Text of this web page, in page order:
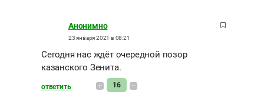
Анонимно
23 января 2021 в 08:21
Сегодня нас ждёт очередной позор
казанского Зенита.
ответить 16